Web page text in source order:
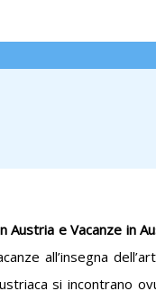
Austria e Vacanze in
all’insegna
si incontrano